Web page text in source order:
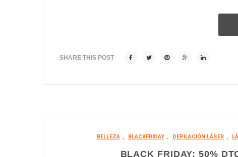
SHARE THIS POST
BELLEZA , BLACKFRIDAY , DEPILACIÓN LÁSER ,
BLACK FRIDAY: 50%